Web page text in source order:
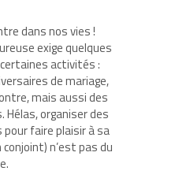
dans nos vies !
exige quelques
activités :
de mariage,
mais aussi des
organiser des
faire plaisir à sa
n’est pas du